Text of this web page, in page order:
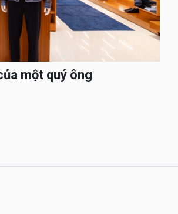
một quý ông